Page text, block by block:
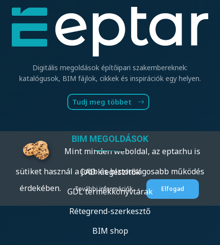
Digitális megoldások építőipari szakembereknek:
katalógusok, BIM fájlok, cikkek és inspirációk egy helyen.
Tudj meg többet
BIM MEGOLDÁSOK
CAD kiegészítők
GDL termékkönyvtárak
Rétegrend-szerkesztő
BIM shop
Mint minden weboldal, az eptar.hu is
sütiket használ a jobb és biztonságosabb működés
érdekében.További információk Elfogad